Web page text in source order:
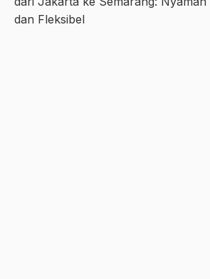
dan Fleksibel